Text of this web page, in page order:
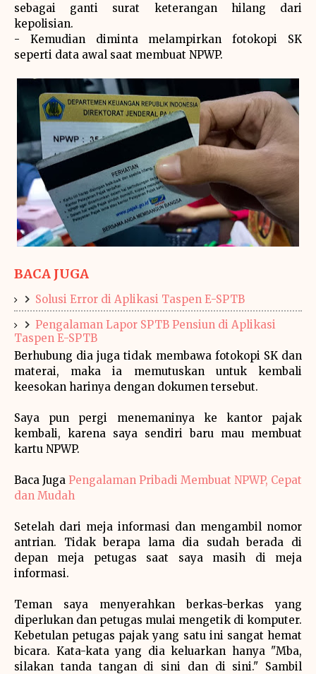
sebagai ganti surat keterangan hilang dari
kepolisian.
- Kemudian diminta melampirkan fotokopi SK
seperti data awal saat membuat NPWP.
BACA JUGA
Solusi Error di Aplikasi Taspen E-SPTB
Pengalaman Lapor SPTB Pensiun di Aplikasi
Taspen E-SPTB
Berhubung dia juga tidak membawa fotokopi SK dan
materai, maka ia memutuskan untuk kembali
keesokan harinya dengan dokumen tersebut.
Saya pun pergi menemaninya ke kantor pajak
kembali, karena saya sendiri baru mau membuat
kartu NPWP.
Baca Juga Pengalaman Pribadi Membuat NPWP, Cepat
dan Mudah
Setelah dari meja informasi dan mengambil nomor
antrian. Tidak berapa lama dia sudah berada di
depan meja petugas saat saya masih di meja
informasi.
Teman saya menyerahkan berkas-berkas yang
diperlukan dan petugas mulai mengetik di komputer.
Kebetulan petugas pajak yang satu ini sangat hemat
bicara. Kata-kata yang dia keluarkan hanya "Mba,
silakan tanda tangan di sini dan di sini." Sambil